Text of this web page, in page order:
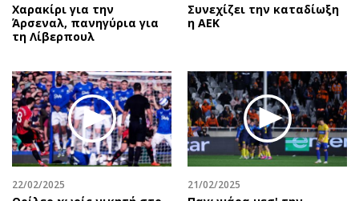
Money Review
AstroBank Properties
Ενέργεια
Ναυτιλία
Περιβάλλον
Ελλάδα
Κόσμος
Παράξενα
Πρόσωπα
Περιβάλλον
Γυναίκα
Showbiz
Ταξίδια
Συνταγές
Έξοδος
Media
Χαρακίρι για την
Άρσεναλ, πανηγύρια για
τη Λίβερπουλ
Συνεχίζει την καταδίωξη
η ΑΕΚ
22/02/2025 21/02/2025